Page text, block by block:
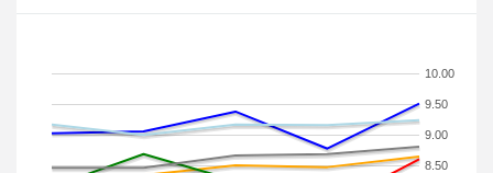
8.50
9.00
9.50
10.00